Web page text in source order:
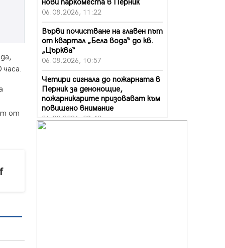
от
нови паркоместа в Перник
06.08.2026, 11:22
Върви почистване на главен път
от квартал „Бела вода“ до кв.
„Църква“
06.08.2026, 10:57
Четири сигнала до пожарната в
Перник за денонощие,
пожарникарите призовават към
повишено внимание
06.08.2026, 09:43